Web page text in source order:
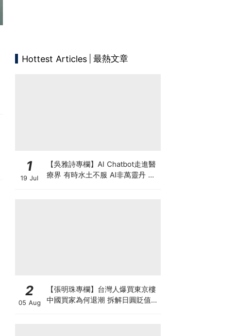
Hottest Articles 最熱文章
1
19 Jul
【吳雅詩專欄】AI Chatbot走進醫
療界 有時水土不服 AI非萬靈丹 是
2
05 Aug
【張明珠專欄】台灣人爆買東京樓
中國買家為何退潮 拆解日圓貶值與